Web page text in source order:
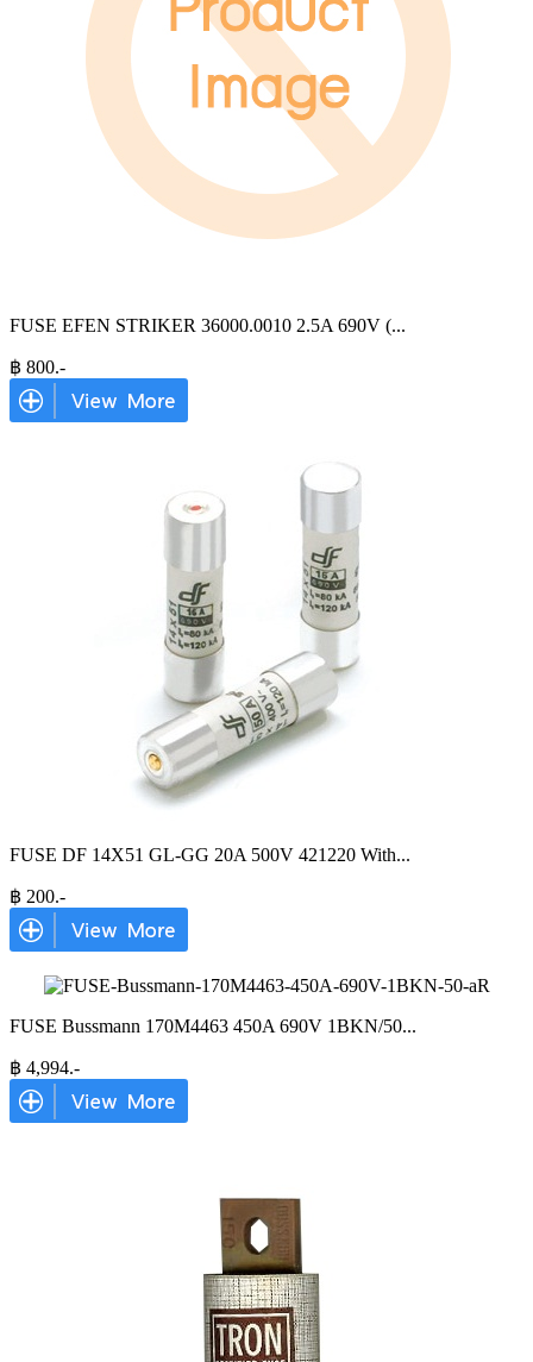
FUSE EFEN STRIKER 36000.0010 2.5A 690V (...
฿ 800.-
FUSE DF 14X51 GL-GG 20A 500V 421220 With...
฿ 200.-
FUSE Bussmann 170M4463 450A 690V 1BKN/50...
฿ 4,994.-